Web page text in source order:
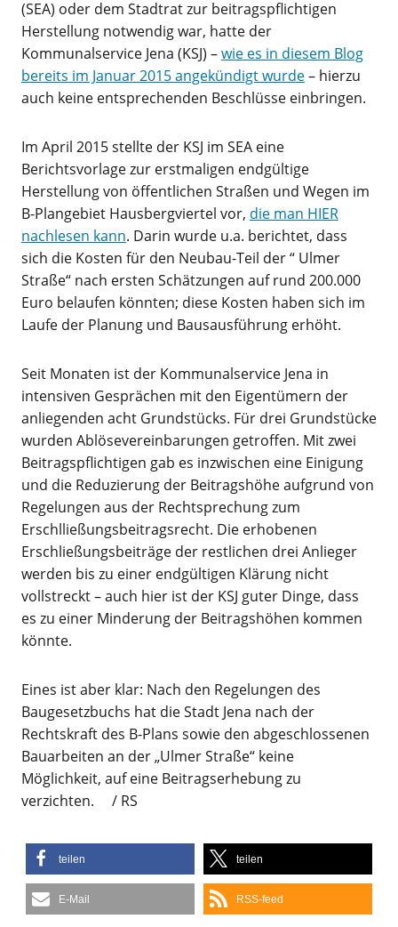
(SEA) oder dem Stadtrat zur beitragspflichtigen
Herstellung notwendig war, hatte der
Kommunalservice Jena (KSJ) –wie es in diesem Blog
bereits im Januar 2015 angekündigt wurde– hierzu
auch keine entsprechenden Beschlüsse einbringen.
Im April 2015 stellte der KSJ im SEA eine
Berichtsvorlage zur erstmaligen endgültige
Herstellung von öffentlichen Straßen und Wegen im
B-Plangebiet Hausbergviertel vor, die man HIER
nachlesen kann. Darin wurde u.a. berichtet, dass
sich die Kosten für den Neubau-Teil der “ Ulmer
Straße“ nach ersten Schätzungen auf rund 200.000
Euro belaufen könnten; diese Kosten haben sich im
Laufe der Planung und Bausausführung erhöht.
Seit Monaten ist der Kommunalservice Jena in
intensiven Gesprächen mit den Eigentümern der
anliegenden acht Grundstücks. Für drei Grundstücke
wurden Ablösevereinbarungen getroffen. Mit zwei
Beitragspflichtigen gab es inzwischen eine Einigung
und die Reduzierung der Beitragshöhe aufgrund von
Regelungen aus der Rechtsprechung zum
Erschlließungsbeitragsrecht. Die erhobenen
Erschließungsbeiträge der restlichen drei Anlieger
werden bis zu einer endgültigen Klärung nicht
vollstreckt – auch hier ist der KSJ guter Dinge, dass
es zu einer Minderung der Beitragshöhen kommen
könnte.
Eines ist aber klar: Nach den Regelungen des
Baugesetzbuchs hat die Stadt Jena nach der
Rechtskraft des B-Plans sowie den abgeschlossenen
Bauarbeiten an der „Ulmer Straße“ keine
Möglichkeit, auf eine Beitragserhebung zu
verzichten. / RS
teilen teilen
E-Mail RSS-feed